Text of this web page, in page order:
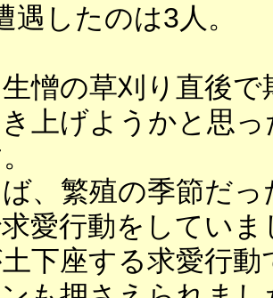
遇したのは3人。
憎の草刈り直後
上げようかと思
、繁殖の季節だ
愛行動をしていま
下座する求愛行動